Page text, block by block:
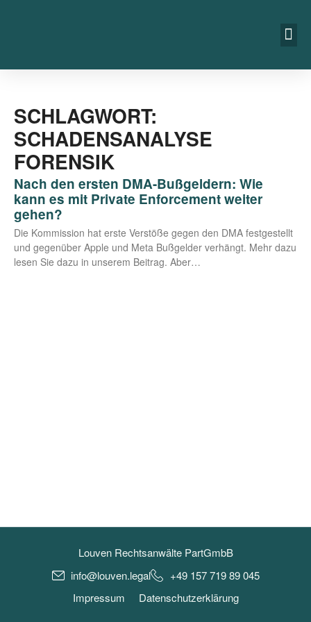
SCHLAGWORT:
SCHADENSANALYSE
FORENSIK
Nach den ersten DMA-Bußgeldern: Wie
kann es mit Private Enforcement weiter
gehen?
Die Kom­mis­si­on hat ers­te Ver­stö­ße gegen den DMA fest­ge­stellt
und gegen­über Apple und Meta Buß­gel­der ver­hängt. Mehr dazu
lesen Sie dazu in unse­rem Bei­trag. Aber…
Louven Rechtsanwälte PartGmbB
info@louven.legal
+49 157 719 89 045
Impressum
Datenschutzerklärung